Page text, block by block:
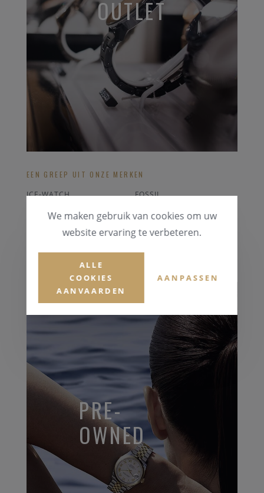
OUTLET
EEN GREEP UIT ONZE MERKEN
ICE-WATCH
FOSSIL
ALLE OUTLET
PRE-
OWNED
We maken gebruik van cookies om uw
website ervaring te verbeteren.
ALLE
COOKIES
AANVAARDEN
AANPASSEN